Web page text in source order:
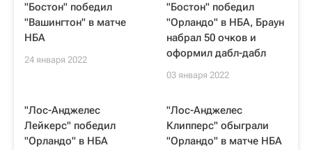
"Бостон" победил
"Вашингтон" в матче
НБА
24 января 2022
"Бостон" победил
"Орландо" в НБА, Браун
набрал 50 очков и
оформил дабл-дабл
03 января 2022
"Лос-Анджелес
Лейкерс" победил
"Орландо" в НБА
"Лос-Анджелес
Клипперс" обыграли
"Орландо" в матче НБА